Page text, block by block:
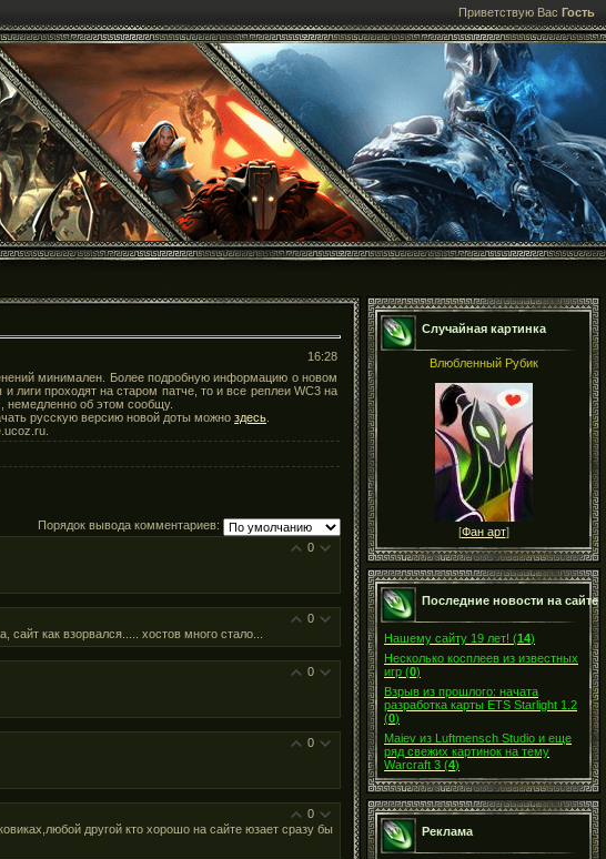
Приветствую Вас Гость
16:28
минимален. Более подробную информацию о новом
лиги проходят на старом патче, то и все реплеи WC3 на
немедленно об этом сообщу.
русскую версию новой доты можно здесь
Порядок вывода комментариев:
0
0
как взорвался..... хостов много стало...
0
0
0
другой кто хорошо на сайте юзает сразу бы
Случайная картинка
Влюбленный Рубик
[Фан арт]
Последние новости на сайте
Нашему сайту 19 лет! (14)
Несколько косплеев из известных
игр (0)
Взрыв из прошлого: начата
разработка карты ETS Starlight 1.2
(0)
Maiev из Luftmensch Studio и еще
ряд свежих картинок на тему
Warcraft 3 (4)
Реклама